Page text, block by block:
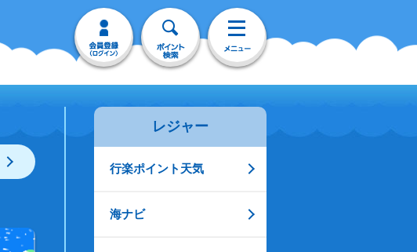
レジャー
行楽ポイント天気
海ナビ